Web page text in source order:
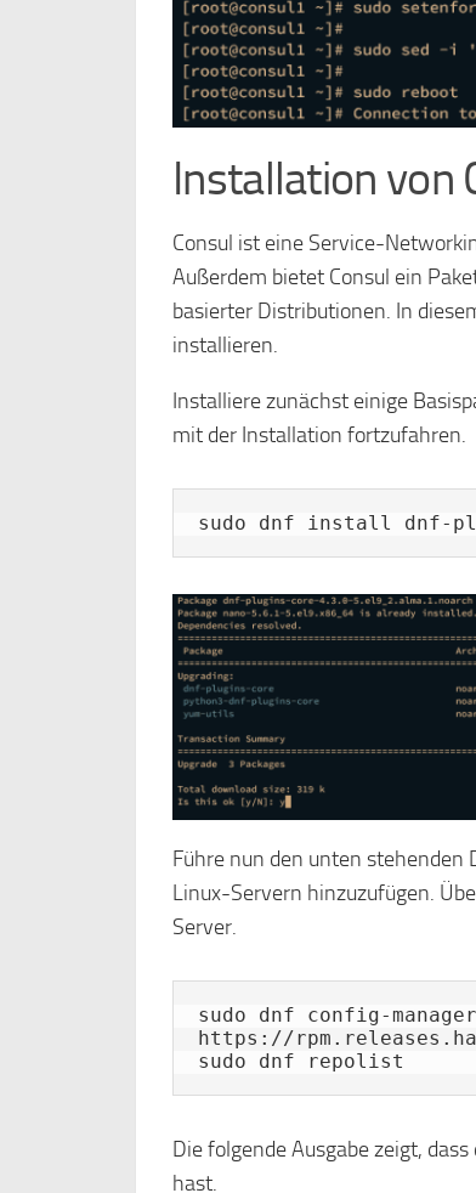
Installation von
Consul ist eine Service-
Außerdem bietet Consul ein
basierter Distributionen. In
installieren.
Installiere zunächst einige
mit der Installation fortzufahren.
sudo dnf install dnf-
Führe nun den unten stehenden
Linux-Servern hinzuzufügen.
Server.
sudo dnf config-
https://
sudo dnf repolist
Die folgende Ausgabe zeigt,
hast.